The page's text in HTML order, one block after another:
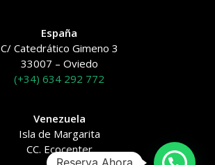
España
C/ Catedrático Gimeno 3
33007 – Oviedo
(+34) 634 292 772
Venezuela
Isla de Margarita
CC. Ecocenter
Reserva Ahora